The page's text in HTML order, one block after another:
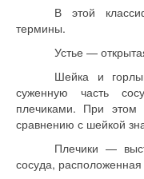
В этой
термины.
Устье —
Шейка и
суженную часть
плечиками. При этом
сравнению с шейкой
Плечики —
сосуда,